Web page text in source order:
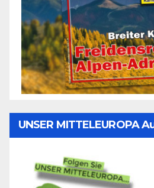
UNSER MITTELEUROPA